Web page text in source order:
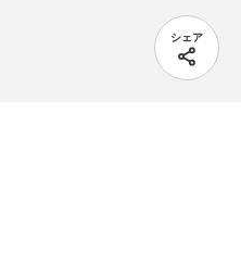
シェア